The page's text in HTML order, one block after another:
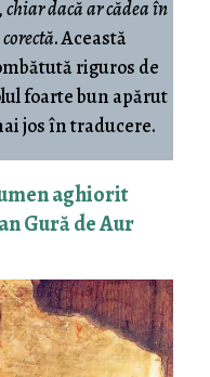
dacă ar cădea în
. Această
riguros de
foarte bun apărut
jos în traducere.
aghiorit
Gură de Aur